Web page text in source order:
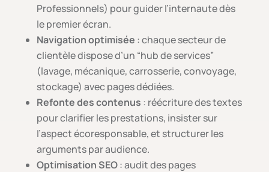
Professionnels) pour guider l’internaute dès
le premier écran.
Navigation optimisée : chaque secteur de
clientèle dispose d’un “hub de services”
(lavage, mécanique, carrosserie, convoyage,
stockage) avec pages dédiées.
Refonte des contenus : réécriture des textes
pour clarifier les prestations, insister sur
l’aspect écoresponsable, et structurer les
arguments par audience.
Optimisation SEO: audit des pages